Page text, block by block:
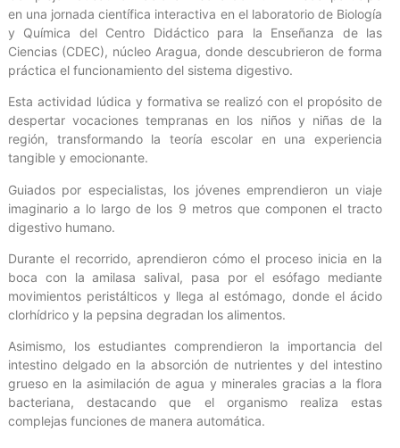
en una jornada científica interactiva en el laboratorio de Biología
y Química del Centro Didáctico para la Enseñanza de las
Ciencias (CDEC), núcleo Aragua, donde descubrieron de forma
práctica el funcionamiento del sistema digestivo.
Esta actividad lúdica y formativa se realizó con el propósito de
despertar vocaciones tempranas en los niños y niñas de la
región, transformando la teoría escolar en una experiencia
tangible y emocionante.
Guiados por especialistas, los jóvenes emprendieron un viaje
imaginario a lo largo de los 9 metros que componen el tracto
digestivo humano.
Durante el recorrido, aprendieron cómo el proceso inicia en la
boca con la amilasa salival, pasa por el esófago mediante
movimientos peristálticos y llega al estómago, donde el ácido
clorhídrico y la pepsina degradan los alimentos.
Asimismo, los estudiantes comprendieron la importancia del
intestino delgado en la absorción de nutrientes y del intestino
grueso en la asimilación de agua y minerales gracias a la flora
bacteriana, destacando que el organismo realiza estas
complejas funciones de manera automática.